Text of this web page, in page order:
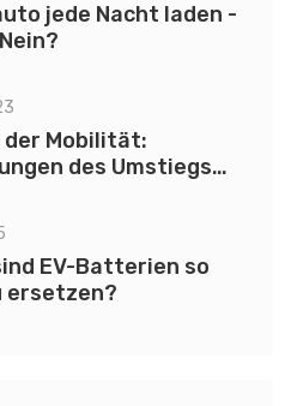
jede Nacht laden -
Mobilität:
des Umstiegs
EV-Batterien so
ersetzen?